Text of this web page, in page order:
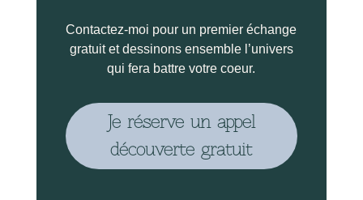
Contactez-moi pour un premier échange
gratuit et dessinons ensemble l’univers
qui fera battre votre coeur.
Je réserve un appel
découverte gratuit